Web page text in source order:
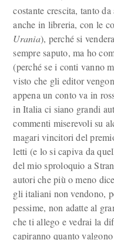
costante crescita, tanto
anche in libreria, con le
Urania), perché si
sempre saputo, ma ho
(perché se i conti vanno
visto che gli editor
appena un conto va in
in Italia ci siano grandi
commenti miserevoli su
magari vincitori del
letti (e lo si capiva da
del mio sproloquio a
autori che più o meno
gli italiani non vendono,
pessime, non adatte al
che ti allego e vedrai la
capiranno quanto